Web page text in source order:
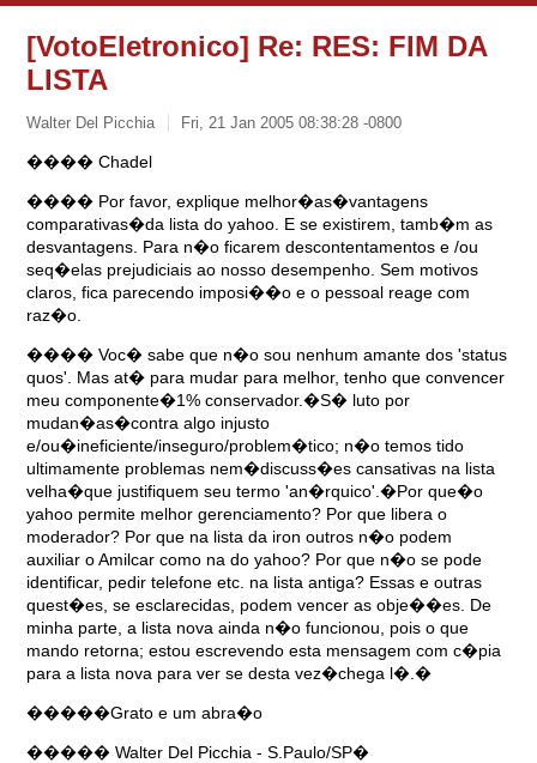
[VotoEletronico] Re: RES: FIM DA
LISTA
Walter Del Picchia Fri, 21 Jan 2005 08:38:28 -0800
���� Chadel
���� Por favor, explique melhor�as�vantagens
comparativas�da lista do yahoo. E se existirem, tamb�m as
desvantagens. Para n�o ficarem descontentamentos e /ou
seq�elas prejudiciais ao nosso desempenho. Sem motivos
claros, fica parecendo imposi��o e o pessoal reage com
raz�o.
���� Voc� sabe que n�o sou nenhum amante dos 'status
quos'. Mas at� para mudar para melhor, tenho que convencer
meu componente�1% conservador.�S� luto por
mudan�as�contra algo injusto
e/ou�ineficiente/inseguro/problem�tico; n�o temos tido
ultimamente problemas nem�discuss�es cansativas na lista
velha�que justifiquem seu termo 'an�rquico'.�Por que�o
yahoo permite melhor gerenciamento? Por que libera o
moderador? Por que na lista da iron outros n�o podem
auxiliar o Amilcar como na do yahoo? Por que n�o se pode
identificar, pedir telefone etc. na lista antiga? Essas e outras
quest�es, se esclarecidas, podem vencer as obje��es. De
minha parte, a lista nova ainda n�o funcionou, pois o que
mando retorna; estou escrevendo esta mensagem com c�pia
para a lista nova para ver se desta vez�chega l�.�
�����Grato e um abra�o
����� Walter Del Picchia - S.Paulo/SP�